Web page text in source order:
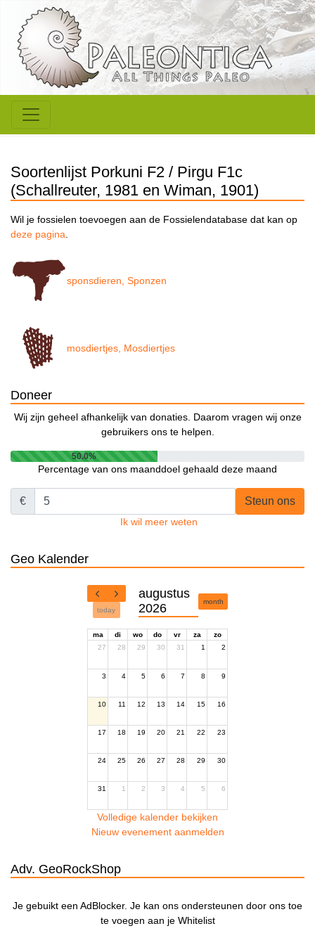
Soortenlijst Porkuni F2 / Pirgu F1c
(Schallreuter, 1981 en Wiman, 1901)
Wil je fossielen toevoegen aan de Fossielendatabase dat kan op
deze pagina.
sponsdieren, Sponzen
mosdiertjes, Mosdiertjes
Doneer
Wij zijn geheel afhankelijk van donaties. Daarom vragen wij onze
gebruikers ons te helpen.
50.0%
Percentage van ons maanddoel gehaald deze maand
€ Steun ons
Ik wil meer weten
Geo Kalender
today
augustus
2026
month
ma di wo do vr za
zo
27
28 29 30 31 1 2
3 4 5 6 7 8 9
10 11 12 13 14 15 16
17 18 19 20 21 22 23
24 25 26 27 28 29 30
31 1 2 3 4 5 6
Volledige kalender bekijken
Nieuw evenement aanmelden
Adv. GeoRockShop
Je gebuikt een AdBlocker. Je kan ons ondersteunen door ons toe
te voegen aan je Whitelist